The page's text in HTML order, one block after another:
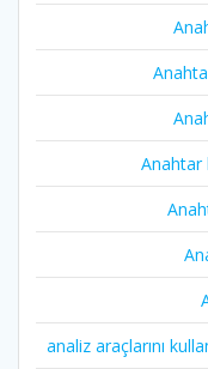
Anahtar
analiz araçlarını